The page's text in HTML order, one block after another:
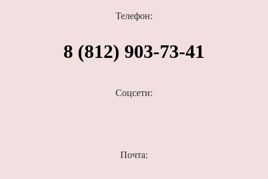
Телефон:
8 (812) 903-73-41
Соцсети:
Почта: